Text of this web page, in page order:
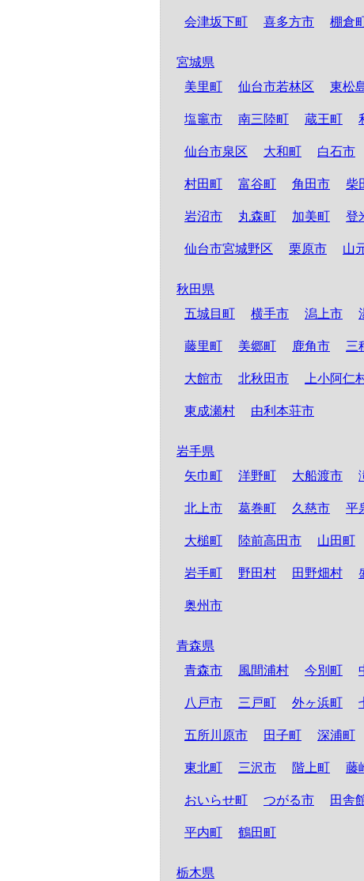
会津坂下町 喜多方市 棚倉
宮城県
美里町
仙台市若林区 東松
塩竈市 南三陸町 蔵王町
仙台市泉区 大和町 白石市
村田町 富谷町 角田市 柴
岩沼市 丸森町 加美町 登
仙台市宮城野区 栗原市 山
秋田県
五城目町
横手市 潟上市
藤里町 美郷町 鹿角市 三
大館市 北秋田市 上小阿仁
東成瀬村 由利本荘市
岩手県
矢巾町
洋野町 大船渡市
北上市 葛巻町 久慈市 平
大槌町 陸前高田市 山田町
岩手町 野田村 田野畑村
奥州市
青森県
青森市
風間浦村 今別町
八戸市 三戸町 外ヶ浜町
五所川原市 田子町 深浦町
東北町 三沢市 階上町 藤
おいらせ町 つがる市 田舎
平内町 鶴田町
栃木県